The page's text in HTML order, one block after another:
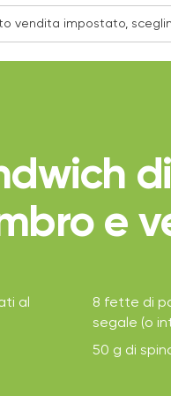
e
al
8 fette di
segale (o
50 g di